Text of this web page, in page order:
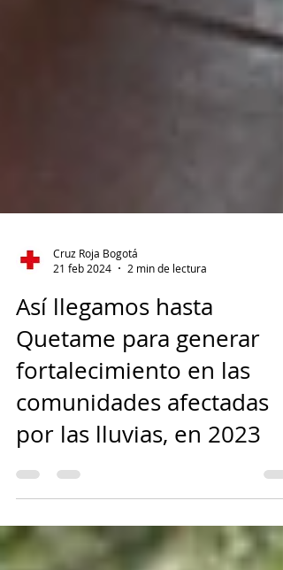
Cruz Roja Bogotá
21 feb 2024
2 min de lectura
Así llegamos hasta
Quetame para generar
fortalecimiento en las
comunidades afectadas
por las lluvias, en 2023